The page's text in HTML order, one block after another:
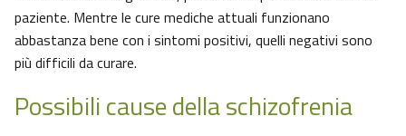
paziente. Mentre le cure mediche attuali funzionano
abbastanza bene con i sintomi positivi, quelli negativi sono
più difficili da curare.
Possibili cause della schizofrenia